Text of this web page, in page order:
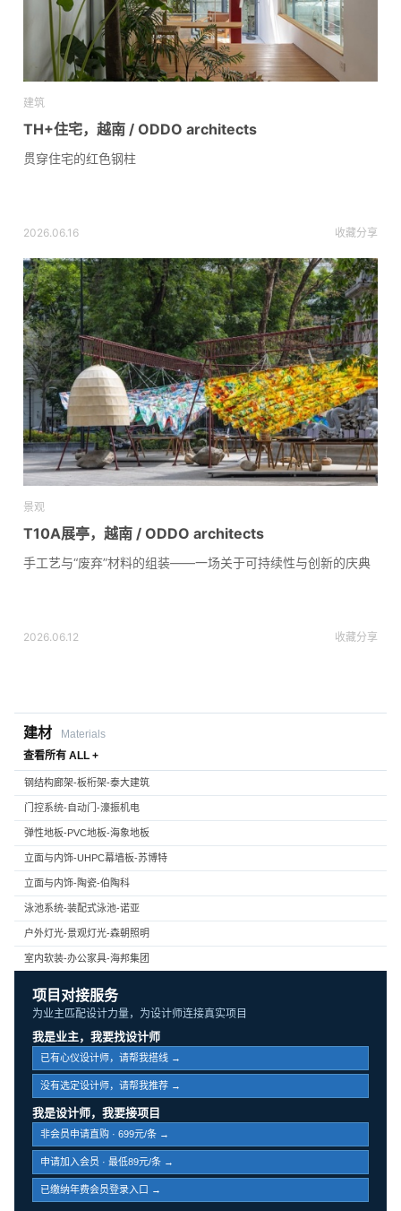
建筑
TH+住宅，越南 / ODDO architects
贯穿住宅的红色钢柱
2026.06.16 收藏分享
景观
T10A展亭，越南 / ODDO architects
手工艺与“废弃”材料的组装——一场关于可持续性与创新的庆典
2026.06.12 收藏分享
建材
Materials
查看所有 ALL +
钢结构廊架-板桁架-泰大建筑
门控系统-自动门-濠振机电
弹性地板-PVC地板-海象地板
立面与内饰-UHPC幕墙板-苏博特
立面与内饰-陶瓷-伯陶科
泳池系统-装配式泳池-诺亚
户外灯光-景观灯光-森朝照明
室内软装-办公家具-海邦集团
项目对接服务
为业主匹配设计力量，为设计师连接真实项目
我是业主，我要找设计师
已有心仪设计师，请帮我搭线 →
没有选定设计师，请帮我推荐 →
我是设计师，我要接项目
非会员申请直购 · 699元/条 →
申请加入会员 · 最低89元/条 →
已缴纳年费会员登录入口 →